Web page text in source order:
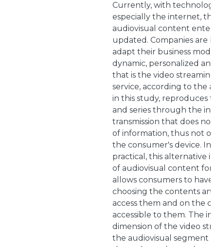
Currently, with
especially the internet,
audiovisual content
updated. Companies are
adapt their business
dynamic, personalized
that is the video streaming
service, according to the
in this study, reproduces
and series through the
transmission that does
of information, thus not
the consumer's device. In
practical, this alternative
of audiovisual content for
allows consumers to have
choosing the contents
access them and on the
accessible to them. The
dimension of the video
the audiovisual segment